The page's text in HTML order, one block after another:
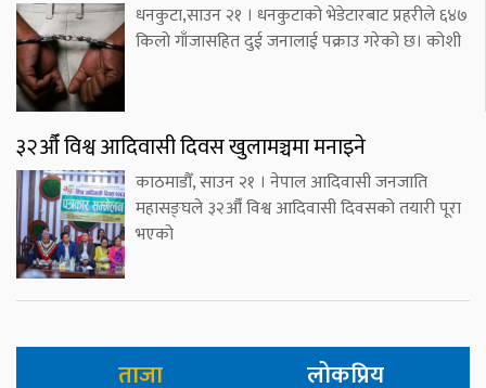
धनकुटा,साउन २१ । धनकुटाको भेडेटारबाट प्रहरीले ६४७
किलो गाँजासहित दुई जनालाई पक्राउ गरेको छ। कोशी
३२औँ विश्व आदिवासी दिवस खुलामञ्चमा मनाइने
काठमाडौँ, साउन २१ । नेपाल आदिवासी जनजाति
महासङ्घले ३२औँ विश्व आदिवासी दिवसको तयारी पूरा
भएको
ताजा लोकप्रिय